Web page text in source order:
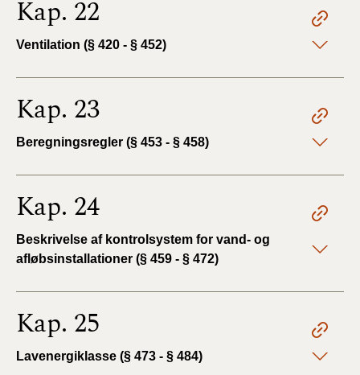
Kap. 22
Ventilation (§ 420 - § 452)
Kap. 23
Beregningsregler (§ 453 - § 458)
Kap. 24
Beskrivelse af kontrolsystem for vand- og
afløbsinstallationer (§ 459 - § 472)
Kap. 25
Lavenergiklasse (§ 473 - § 484)